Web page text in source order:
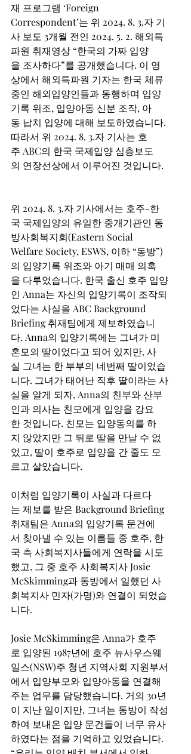
재 프로그램 ‘Foreign
Correspondent’는 위 2024. 8. 3.자 기
사 보도 3개월 전인 2024. 5. 2. 해외특
파원 취재영상 “한국의 가짜 입양
을 조사하다”를 공개했습니다. 이 영
상에서 해외특파원 기자는 한국 체류
중인 해외입양인들과 동행하며 입양
기록 위조, 입양아동 신분 조작, 아
동 납치 입양에 대해 보도하였습니다.
따라서 위 2024. 8. 3.자 기사는 호
주 ABC의 한국 국제입양 심층보도
의 연장선상에서 이루어진 것입니다.
위 2024. 8. 3.자 기사에서는 호주-한
국 국제입양의 유일한 중개기관인 동
방사회복지회(Eastern Social
Welfare Society, ESWS, 이하 “동방”)
의 입양기록 위조와 아기 매매 의혹
을 다루었습니다. 한국 출신 호주 입양
인 Anna는 자신의 입양기록이 조작되
었다는 사실을 ABC Background
Briefing 취재팀에게 제보하였습니
다. Anna의 입양기록에는 그녀가 미
혼모의 딸이었다고 되어 있지만, 사
실 그녀는 한 부부의 네번째 딸이었습
니다. 그녀가 태어난 직후 딸이라는 사
실을 알게 되자, Anna의 친부와 산부
인과 의사는 친모에게 입양을 강요
한 것입니다. 친모는 입양동의를 하
지 않았지만 그 뒤로 딸을 만날 수 없
었고, 딸이 호주로 입양을 간 줄도 모
르고 살았습니다.
이처럼 입양기록이 사실과 다르다
는 제보를 받은 Background Briefing
취재팀은 Anna의 입양기록 문건에
서 찾아낼 수 있는 이름들 중 호주, 한
국 측 사회복지사들에게 연락을 시도
했고, 그 중 호주 사회복지사 Josie
McSkimming과 동방에서 일했던 사
회복지사 민자(가명)와 연결이 되었습
니다.
Josie McSkimming은 Anna가 호주
로 입양된 1987년에 호주 뉴사우스웨
일스(NSW)주 청년 지역사회 지원부서
에서 입양부모와 입양아동을 연결해
주는 업무를 담당했습니다. 거의 30년
이 지난 일이지만, 그녀는 동방이 작성
하여 보내온 입양 문건들이 너무 유사
하였다는 점을 기억하고 있었습니다.